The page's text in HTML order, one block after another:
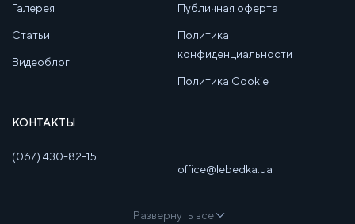
Галерея
Статьи
Видеоблог
Публичная оферта
Политика
конфиденциальности
Политика Cookie
КОНТАКТЫ
(067) 430-82-15
office@lebedka.ua
Развернуть все